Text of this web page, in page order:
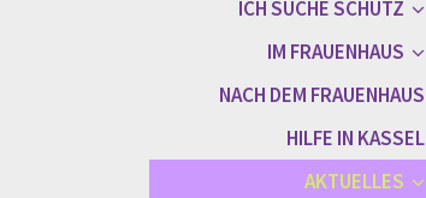
ICH SUCHE SCHUTZ
IM FRAUENHAUS
NACH DEM FRAUENHAUS
HILFE IN KASSEL
AKTUELLES